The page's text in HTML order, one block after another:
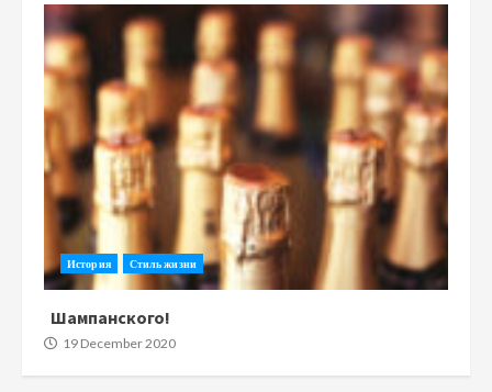
История Стиль жизни
Шампанского!
19 December 2020